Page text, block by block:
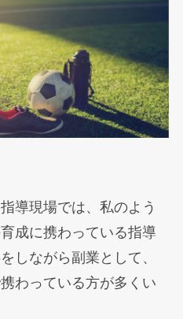
導現場では、私のよう
成に携わっている指導
しながら副業として、
わっている方が多くい